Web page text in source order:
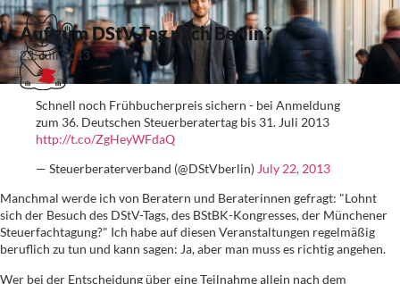
Auf zum DStV-Tag nach Berlin?
23. Juli 2013
Schnell noch Frühbucherpreis sichern - bei Anmeldung
zum 36. Deutschen Steuerberatertag bis 31. Juli 2013
http://t.co/ZgHeyWFdaQ
— Steuerberaterverband (@DStVberlin) July 22, 2013
Manchmal werde ich von Beratern und Beraterinnen gefragt: "Lohnt
sich der Besuch des DStV-Tags, des BStBK-Kongresses, der Münchener
Steuerfachtagung?" Ich habe auf diesen Veranstaltungen regelmäßig
beruflich zu tun und kann sagen: Ja, aber man muss es richtig angehen.
Wer bei der Entscheidung über eine Teilnahme allein nach dem